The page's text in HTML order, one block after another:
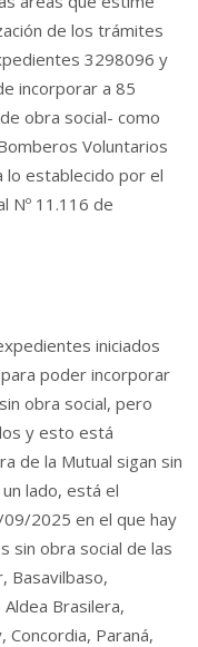
de los trámites
3298096 y
incorporar a 85
obra social- como
Voluntarios
lo establecido por el
Nº 11.116 de
iniciados
poder incorporar
obra social, pero
y esto está
de la Mutual sigan sin
lado, está el
2025 en el que hay
sin obra social de las
Basavilbaso,
Aldea Brasilera,
Concordia, Paraná,